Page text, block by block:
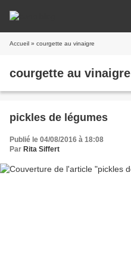
Accueil » courgette au vinaigre
courgette au vinaigre
pickles de légumes
Publié le 04/08/2016 à 18:08
Par Rita Siffert